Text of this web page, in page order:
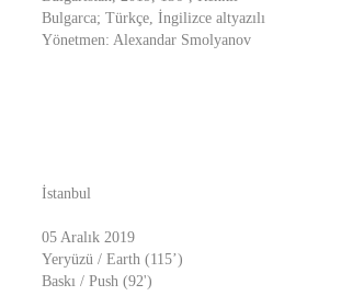
Bulgarca; Türkçe, İngilizce altyazılı
Yönetmen: Alexandar Smolyanov
İstanbul
05 Aralık 2019
Yeryüzü / Earth (115’)
Baskı / Push (92')